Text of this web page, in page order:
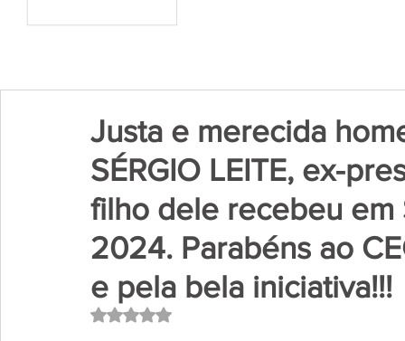
Justa e merecida
SÉRGIO LEITE, ex-
filho dele recebeu em
2024. Parabéns ao
e pela bela iniciativa!!!
Avaliado com NaN de 5 estrelas.